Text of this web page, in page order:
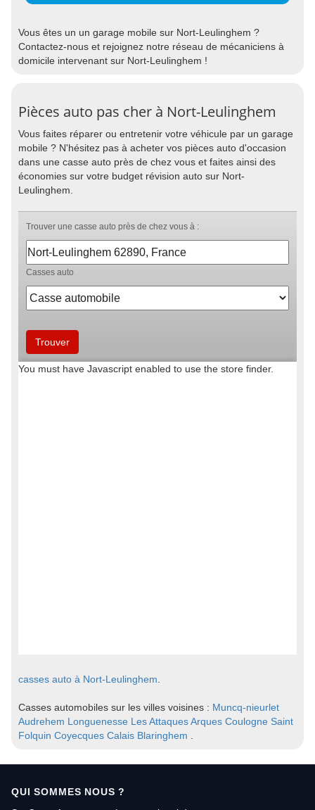
Vous êtes un un garage mobile sur Nort-Leulinghem ?
Contactez-nous et rejoignez notre réseau de mécaniciens à
domicile intervenant sur Nort-Leulinghem !
Pièces auto pas cher à Nort-Leulinghem
Vous faites réparer ou entretenir votre véhicule par un garage
mobile ? N'hésitez pas à acheter vos pièces auto d'occasion
dans une casse auto près de chez vous et faites ainsi des
économies sur votre budget révision auto sur Nort-
Leulinghem.
casses auto à Nort-Leulinghem
Casses automobiles sur les villes voisines : Muncq-nieurlet
Audrehem Longuenesse Les AttaquesArques Coulogne Saint
Folquin Coyecques Calais Blaringhem
QUI SOMMES NOUS ?